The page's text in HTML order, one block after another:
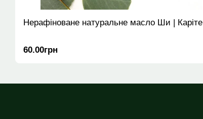
Нерафіноване натуральне масло Ши | Каріте
60.00грн